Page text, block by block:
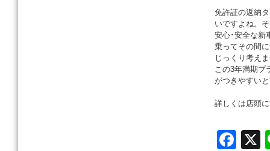
免許証の返納
いですよね。
安心･安全な新
乗ってその間
じっくり考え
この3年満期プ
がつきやすい
詳しくは店頭
F